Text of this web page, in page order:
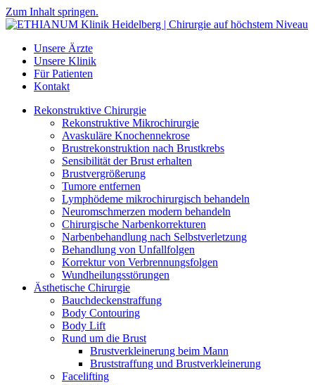
Zum Inhalt springen.
Unsere Ärzte
Unsere Klinik
Für Patienten
Kontakt
Rekonstruktive Chirurgie
Rekonstruktive Mikrochirurgie
Avaskuläre Knochennekrose
Brustrekonstruktion nach Brustkrebs
Sensibilität der Brust erhalten
Brustvergrößerung
Tumore entfernen
Lymphödeme mikrochirurgisch behandeln
Neuromschmerzen modern behandeln
Chirurgische Narbenkorrekturen
Narbenbehandlung nach Selbstverletzung
Behandlung von Unfallfolgen
Korrektur von Verbrennungsfolgen
Wundheilungsstörungen
Ästhetische Chirurgie
Bauchdeckenstraffung
Body Contouring
Body Lift
Rund um die Brust
Brustverkleinerung beim Mann
Bruststraffung und Brustverkleinerung
Facelifting